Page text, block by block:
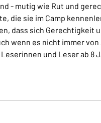
- mutig wie Rut und
die sie im Camp
dass sich Gerechtigkeit
wenn es nicht immer von
und Leser ab 8